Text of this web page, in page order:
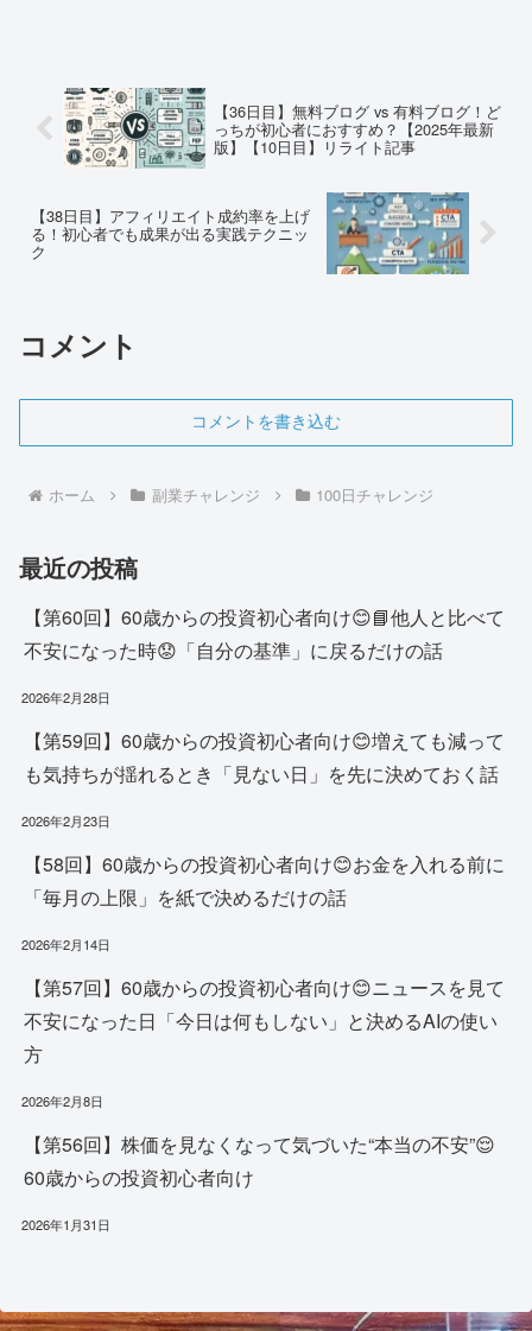
【36日目】無料ブログ vs 有料ブログ！ど
っちが初心者におすすめ？【2025年最新
版】【10日目】リライト記事
【38日目】アフィリエイト成約率を上げ
る！初心者でも成果が出る実践テクニッ
ク
コメント
コメントを書き込む
ホーム 副業チャレンジ 100日チャレンジ
最近の投稿
【第60回】60歳からの投資初心者向け😊📘他人と比べて
不安になった時😟「自分の基準」に戻るだけの話
2026年2月28日
【第59回】60歳からの投資初心者向け😊増えても減って
も気持ちが揺れるとき「見ない日」を先に決めておく話
2026年2月23日
【58回】60歳からの投資初心者向け😊お金を入れる前に
「毎月の上限」を紙で決めるだけの話
2026年2月14日
【第57回】60歳からの投資初心者向け😊ニュースを見て
不安になった日「今日は何もしない」と決めるAIの使い
方
2026年2月8日
【第56回】株価を見なくなって気づいた“本当の不安”😌
60歳からの投資初心者向け
2026年1月31日